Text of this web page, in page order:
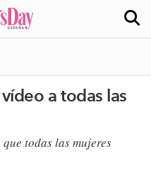
a todas las
todas las mujeres